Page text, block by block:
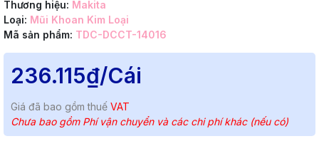
Thương hiệu: Makita
Loại: Mũi Khoan Kim Loại
Mã sản phẩm: TDC-DCCT-14016
236.115₫/Cái
Giá đã bao gồm thuế VAT
Chưa bao gồm Phí vận chuyển và các chi phí khác (nếu có)